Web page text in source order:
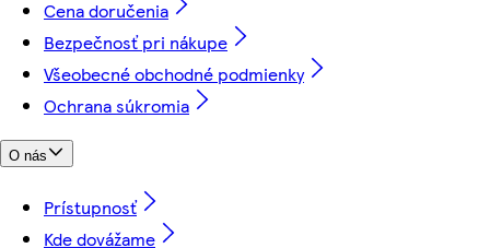
Cena doručenia
Bezpečnosť pri nákupe
Všeobecné obchodné podmienky
Ochrana súkromia
O nás
Prístupnosť
Kde dovážame